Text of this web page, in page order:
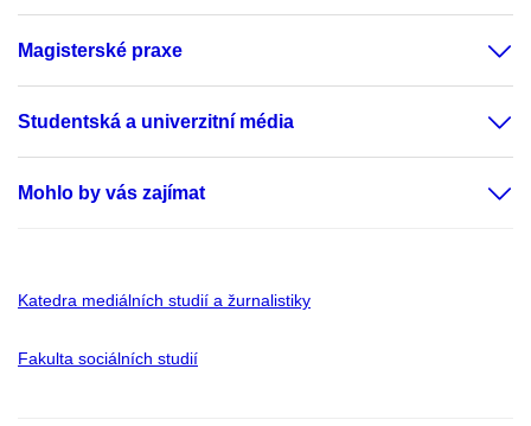
Magisterské praxe
Studentská a univerzitní média
Mohlo by vás zajímat
Katedra mediálních studií a žurnalistiky
Fakulta sociálních studií